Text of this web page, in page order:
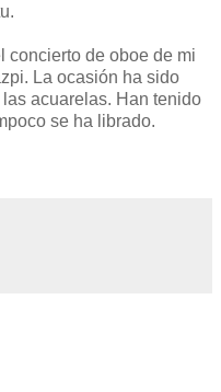
concierto de oboe de mi
La ocasión ha sido
acuarelas. Han tenido
se ha librado.